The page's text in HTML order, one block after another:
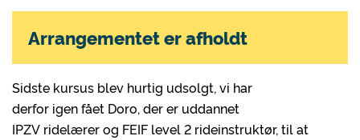
Sidste kursus blev hurtig udsolgt, vi har
derfor igen fået Doro, der er uddannet
IPZV ridelærer og FEIF level 2 rideinstruktør, til at
Arrangementet er afholdt